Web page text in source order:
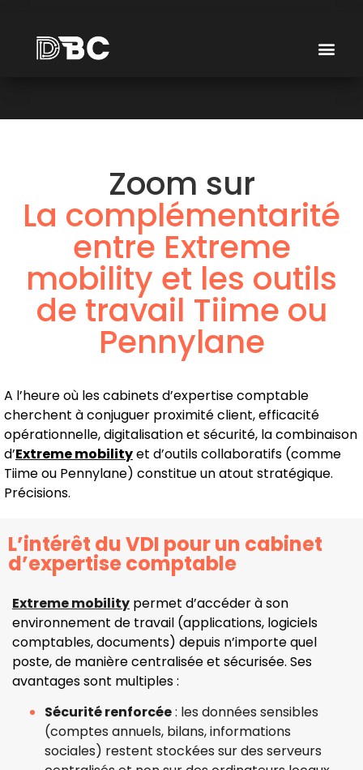
Zoom sur
La complémentarité
entre Extreme
mobility et les outils
de travail Tiime ou
Pennylane
A l’heure où les cabinets d’expertise comptable
cherchent à conjuguer proximité client, efficacité
opérationnelle, digitalisation et sécurité, la combinaison
d’Extreme mobilityet d’outils collaboratifs (comme
Tiime ou Pennylane) constitue un atout stratégique.
Précisions.
L’intérêt du VDI pour un cabinet
d’expertise comptable
Extreme mobility permet d’accéder à son
environnement de travail (applications, logiciels
comptables, documents) depuis n’importe quel
poste, de manière centralisée et sécurisée. Ses
avantages sont multiples :
Sécurité renforcée: les données sensibles
(comptes annuels, bilans, informations
sociales) restent stockées sur des serveurs